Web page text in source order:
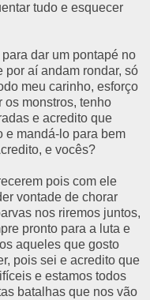
tudo e esquecer
dar um pontapé no
por aí andam rondar, só
meu carinho, esforço
monstros, tenho
e acredito que
e mandá-lo para bem
e vocês?
pois com ele
vontade de chorar
nos riremos juntos,
pronto para a luta e
aqueles que gosto
pois sei e acredito que
e estamos todos
batalhas que nos vão